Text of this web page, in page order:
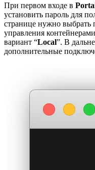
При первом входе в
установить пароль для
странице нужно выбрать
управления
вариант “Local”. В
дополнительные